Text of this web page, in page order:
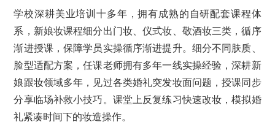
学校深耕美业培训十多年，拥有成熟的自研配套课程体
系，新娘妆课程细分出门妆、仪式妆、敬酒妆三类，循序
渐进授课，保障学员实操循序渐进提升。细分不同肤质、
脸型适配方案，任课老师拥有多年一线实操经验，深耕新
娘跟妆领域多年，见过各类婚礼突发妆面问题，授课同步
分享临场补救小技巧。课堂上反复练习快速改妆，模拟婚
礼紧凑时间下的妆造操作。